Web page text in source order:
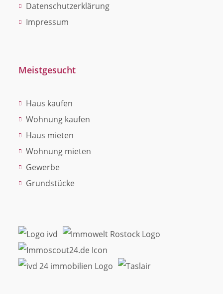
Datenschutzerklärung
Impressum
Meistgesucht
Haus kaufen
Wohnung kaufen
Haus mieten
Wohnung mieten
Gewerbe
Grundstücke